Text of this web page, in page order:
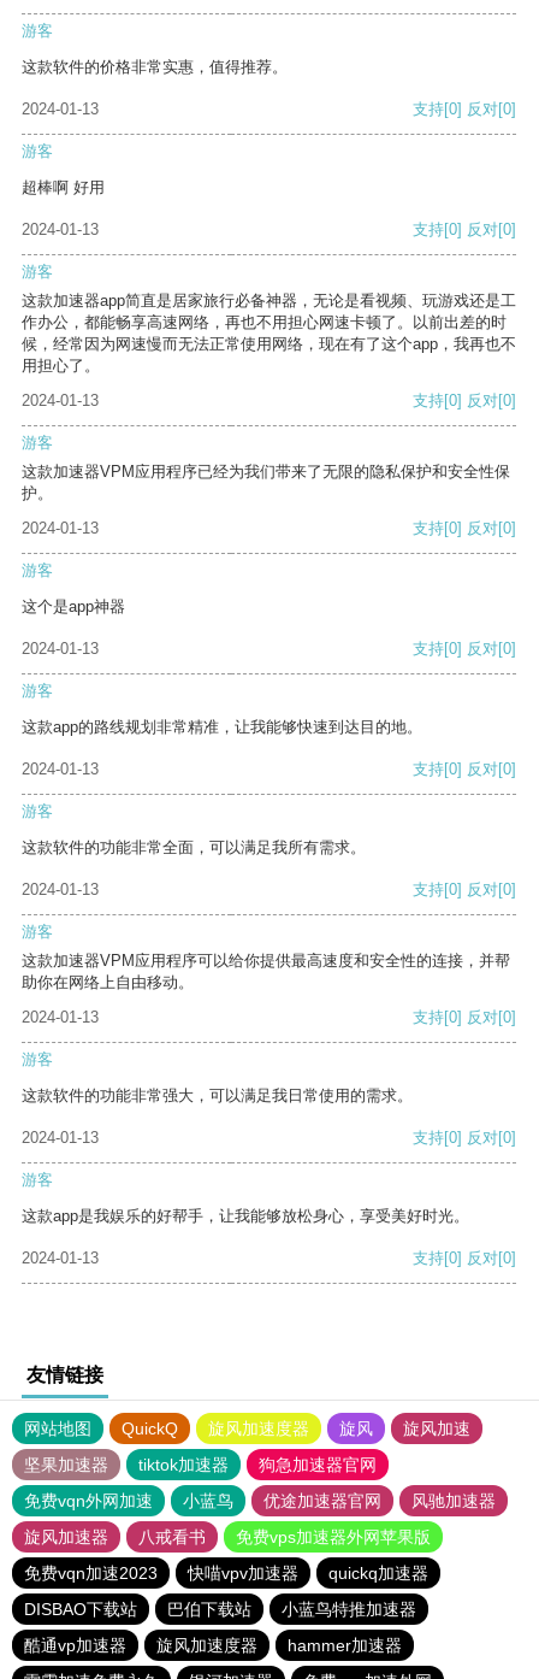
游客
这款软件的价格非常实惠，值得推荐。
2024-01-13 支持[0] 反对[0]
游客
超棒啊 好用
2024-01-13 支持[0] 反对[0]
游客
这款加速器app简直是居家旅行必备神器，无论是看视频、玩游戏还是工
作办公，都能畅享高速网络，再也不用担心网速卡顿了。以前出差的时
候，经常因为网速慢而无法正常使用网络，现在有了这个app，我再也不
用担心了。
2024-01-13
支持[0] 反对[0]
游客
这款加速器VPM应用程序已经为我们带来了无限的隐私保护和安全性保
护。
2024-01-13
支持[0] 反对[0]
游客
这个是app神器
2024-01-13 支持[0] 反对[0]
游客
这款app的路线规划非常精准，让我能够快速到达目的地。
2024-01-13 支持[0] 反对[0]
游客
这款软件的功能非常全面，可以满足我所有需求。
2024-01-13 支持[0] 反对[0]
游客
这款加速器VPM应用程序可以给你提供最高速度和安全性的连接，并帮
助你在网络上自由移动。
2024-01-13
支持[0] 反对[0]
游客
这款软件的功能非常强大，可以满足我日常使用的需求。
2024-01-13 支持[0] 反对[0]
游客
这款app是我娱乐的好帮手，让我能够放松身心，享受美好时光。
2024-01-13 支持[0] 反对[0]
友情链接
网站地图 QuickQ 旋风加速度器 旋风
旋风加速
坚果加速器
tiktok加速器
狗急加速器官网
免费vqn外网加速
小蓝鸟 优途加速器官网
风驰加速器
旋风加速器
八戒看书
免费vps加速器外网苹果版
免费vqn加速2023
快喵vpv加速器
quickq加速器
DISBAO下载站
巴伯下载站
小蓝鸟特推加速器
酷通vp加速器
旋风加速度器
hammer加速器